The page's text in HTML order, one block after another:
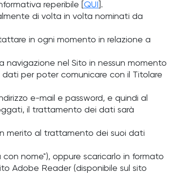
reperibile [ QUI
].
di volta in volta nominati da
in ogni momento in relazione a
navigazione nel Sito in nessun momento
dati per poter comunicare con il Titolare
e-mail e password, e quindi al
il trattamento dei dati sarà
merito al trattamento dei suoi dati
nome"), oppure scaricarlo in formato
Adobe Reader (disponibile sul sito